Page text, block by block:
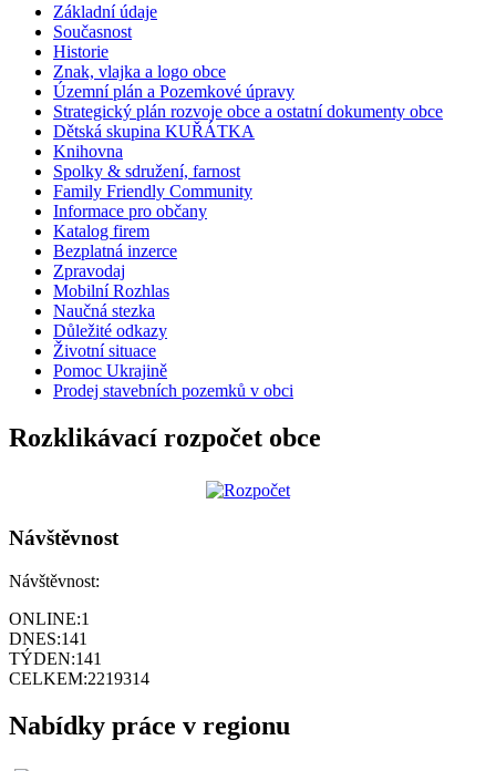
Základní údaje
Současnost
Historie
Znak, vlajka a logo obce
Územní plán a Pozemkové úpravy
Strategický plán rozvoje obce a ostatní dokumenty obce
Dětská skupina KUŘÁTKA
Knihovna
Spolky & sdružení, farnost
Family Friendly Community
Informace pro občany
Katalog firem
Bezplatná inzerce
Zpravodaj
Mobilní Rozhlas
Naučná stezka
Důležité odkazy
Životní situace
Pomoc Ukrajině
Prodej stavebních pozemků v obci
Rozklikávací rozpočet obce
Návštěvnost
Návštěvnost:
ONLINE:1
DNES:141
TÝDEN:141
CELKEM:2219314
Nabídky práce v regionu